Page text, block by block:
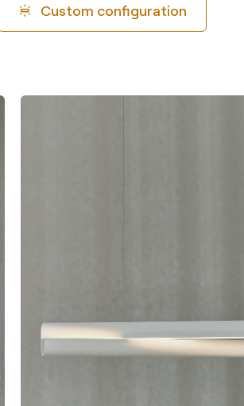
Custom configuration